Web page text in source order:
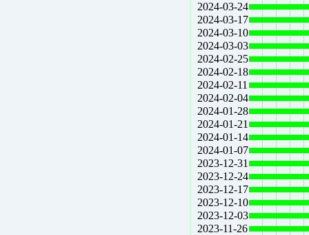
2024-03-24
2024-03-17
2024-03-10
2024-03-03
2024-02-25
2024-02-18
2024-02-11
2024-02-04
2024-01-28
2024-01-21
2024-01-14
2024-01-07
2023-12-31
2023-12-24
2023-12-17
2023-12-10
2023-12-03
2023-11-26